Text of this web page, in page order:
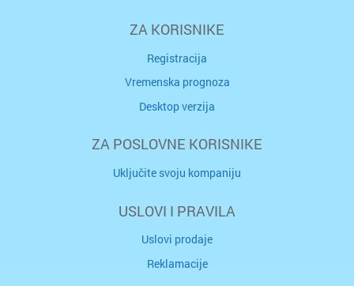
ZA KORISNIKE
Registracija
Vremenska prognoza
Desktop verzija
ZA POSLOVNE KORISNIKE
Uključite svoju kompaniju
USLOVI I PRAVILA
Uslovi prodaje
Reklamacije